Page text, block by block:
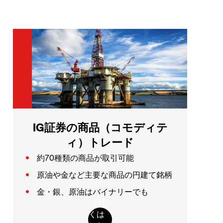
IG証券の商品（コモディテ
ィ）トレード
約70種類の商品が取引可能
原油や金など主要な商品の円建て銘柄
金・銀、原油はバイナリーでも